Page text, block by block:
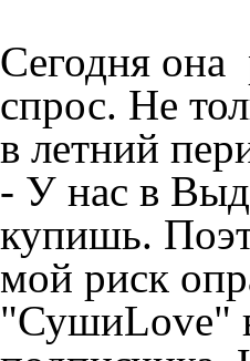
Сегодня она
спрос. Не
в летний
- У нас в
купишь.
мой риск
"СушиLove"